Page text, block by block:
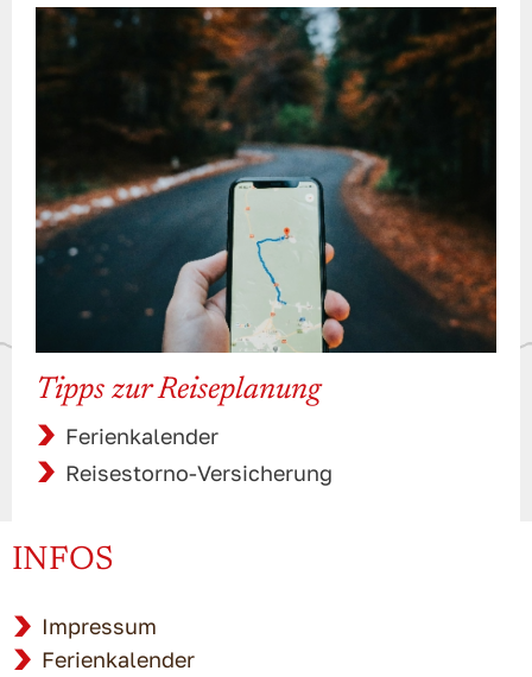
Tipps zur Reiseplanung
Ferienkalender
Reisestorno-Versicherung
INFOS
Impressum
Ferienkalender